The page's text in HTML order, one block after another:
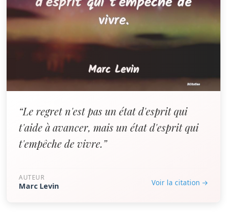
“Le regret n'est pas un état d'esprit qui
t'aide à avancer, mais un état d'esprit qui
t'empêche de vivre.”
AUTEUR
Marc Levin Voir la citation →